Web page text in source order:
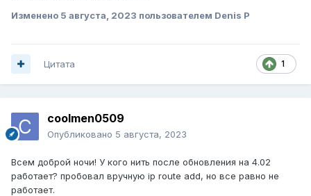
Изменено 5 августа, 2023 пользователем Denis P
1
Цитата
coolmen0509
Опубликовано 5 августа, 2023
Всем доброй ночи! У кого нить после обновления на 4.02
работает? пробовал вручную ip route add, но все равно не
работает.